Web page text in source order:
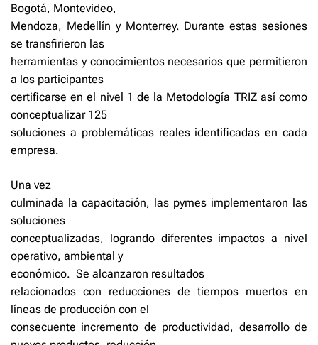
Bogotá, Montevideo,
Mendoza, Medellín y Monterrey. Durante estas sesiones
se transfirieron las
herramientas y conocimientos necesarios que permitieron
a los participantes
certificarse en el nivel 1 de la Metodología TRIZ así como
conceptualizar 125
soluciones a problemáticas reales identificadas en cada
empresa.
Una vez
culminada la capacitación, las pymes implementaron las
soluciones
conceptualizadas, logrando diferentes impactos a nivel
operativo, ambiental y
económico. Se alcanzaron resultados
relacionados con reducciones de tiempos muertos en
líneas de producción con el
consecuente incremento de productividad, desarrollo de